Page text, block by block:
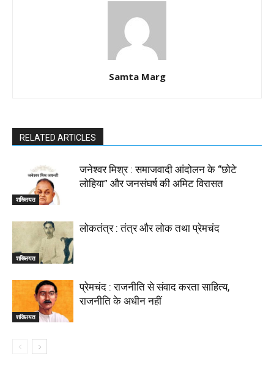
Samta Marg
RELATED ARTICLES
शख्सियत
जनेश्वर मिश्र : समाजवादी आंदोलन के “छोटे
लोहिया” और जनसंघर्ष की अमिट विरासत
शख्सियत
लोकतंत्र : तंत्र और लोक तथा प्रेमचंद
शख्सियत
प्रेमचंद : राजनीति से संवाद करता साहित्य,
राजनीति के अधीन नहीं